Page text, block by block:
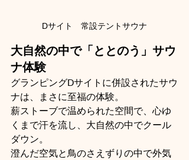
Dサイト　常設テントサウナ
大自然の中で「ととのう」サウ
ナ体験
グランピングDサイトに併設されたサウ
ナは、まさに至福の体験。
薪ストーブで温められた空間で、心ゆ
くまで汗を流し、大自然の中でクール
ダウン。
澄んだ空気と鳥のさえずりの中で外気